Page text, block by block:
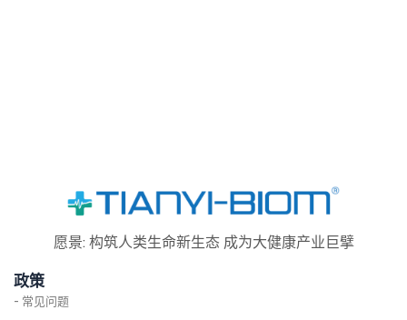
愿景: 构筑人类生命新生态 成为大健康产业巨擘
政策
- 常见问题